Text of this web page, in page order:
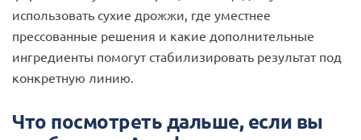
использовать сухие дрожжи, где уместнее
прессованные решения и какие дополнительные
ингредиенты помогут стабилизировать результат под
конкретную линию.
Что посмотреть дальше, если вы